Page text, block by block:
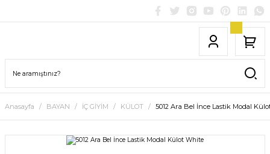
Anasayfa BAYAN İÇ GİYİM KÜLOT 5012 Ara Bel İnce Lastik Modal